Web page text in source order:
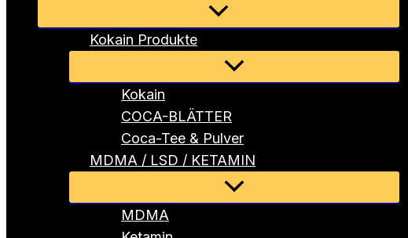
Menü
umschalten
Kokain Produkte
Menü
umschalten
Kokain
COCA-BLÄTTER
Coca-Tee & Pulver
MDMA / LSD / KETAMIN
Menü
umschalten
MDMA